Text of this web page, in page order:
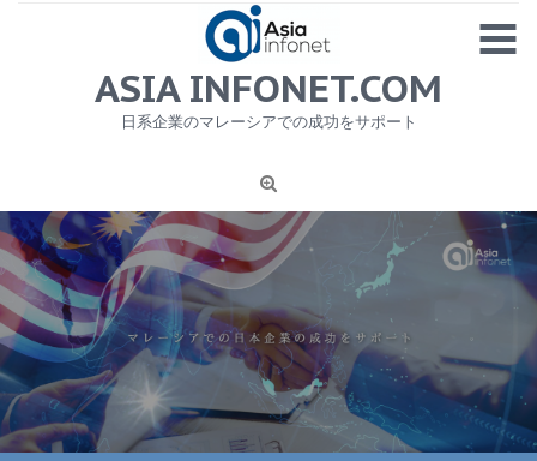
MENU
1
ニュース
労務サービス
プライバシーポリシー及び著作権について
お問合せ
ASIA INFONET.COM
日系企業のマレーシアでの成功をサポート